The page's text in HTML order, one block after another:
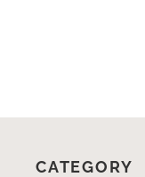
CATEGORY